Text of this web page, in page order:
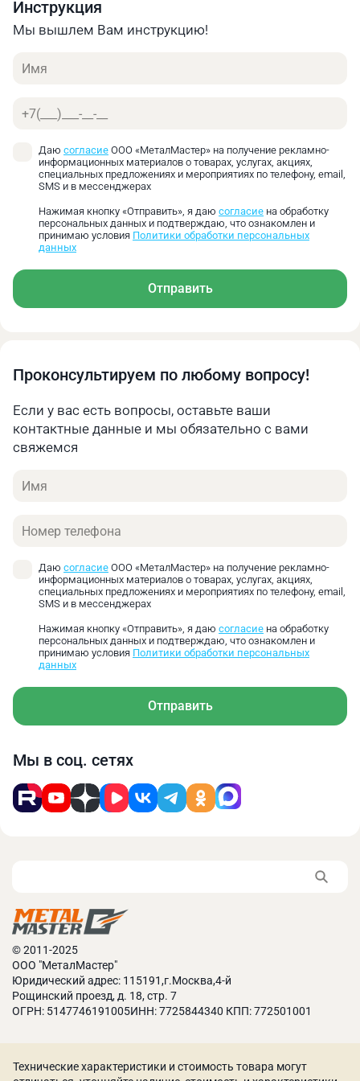
Онлайн калькулятор позволяет быстро получить
предварительную оценку стоимости своего заказа.
необходимых характеристик.
Инструкция
Мы вышлем Вам инструкцию!
Имя
Телефон
Даю согласие ООО «МеталМастер» на получение рекламно-
информационных материалов о товарах, услугах, акциях,
специальных предложениях и мероприятиях по телефону, email,
SMS и в мессенджерах
Нажимая кнопку «Отправить», я даю согласие на обработку
персональных данных и подтверждаю, что ознакомлен и
принимаю условия Политики обработки персональных
данных
Отправить
Проконсультируем по любому вопросу!
Если у вас есть вопросы, оставьте ваши
контактные данные и мы обязательно с вами
свяжемся
Имя
Телефон
Даю согласие ООО «МеталМастер» на получение рекламно-
информационных материалов о товарах, услугах, акциях,
специальных предложениях и мероприятиях по телефону, email,
SMS и в мессенджерах
Нажимая кнопку «Отправить», я даю согласие на обработку
персональных данных и подтверждаю, что ознакомлен и
принимаю условия Политики обработки персональных
данных
Отправить
Мы в соц. сетях
© 2011-2025
ООО "МеталМастер"
Юридический адрес: 115191,г.Москва,4-й
Рощинский проезд, д. 18, стр. 7
ОГРН: 5147746191005ИНН: 7725844340 КПП: 772501001
Технические характеристики и стоимость товара могут